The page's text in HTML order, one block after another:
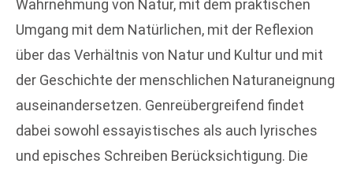
Wahrnehmung von Natur, mit dem praktischen
Umgang mit dem Natürlichen, mit der Reflexion
über das Verhältnis von Natur und Kultur und mit
der Geschichte der menschlichen Naturaneignung
auseinandersetzen. Genreübergreifend findet
dabei sowohl essayistisches als auch lyrisches
und episches Schreiben Berücksichtigung. Die